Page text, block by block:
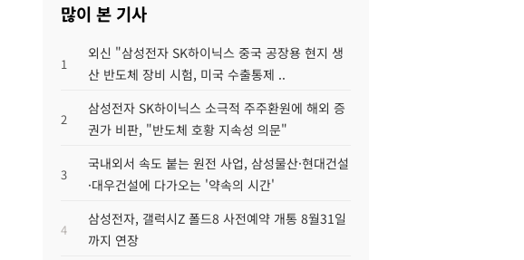
많이 본 기사
1
외신 "삼성전자 SK하이닉스 중국 공장용 현지 생
산 반도체 장비 시험, 미국 수출통제 ..
2
삼성전자 SK하이닉스 소극적 주주환원에 해외 증
권가 비판, "반도체 호황 지속성 의문"
3
국내외서 속도 붙는 원전 사업, 삼성물산·현대건설
·대우건설에 다가오는 '약속의 시간'
4
삼성전자, 갤럭시Z 폴드8 사전예약 개통 8월31일
까지 연장